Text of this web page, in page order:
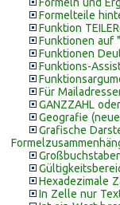
Formelteile
Funktion
Funktionen auf
Funktionen
Funktions-
Für
GANZZAHL
Geografie
Grafische
Hexadezimale
In Zelle nur